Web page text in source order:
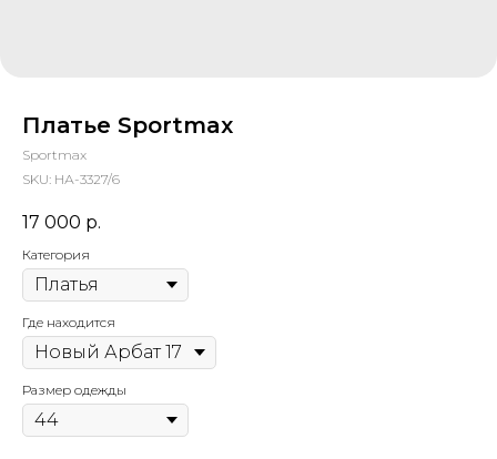
Платье Sportmax
Sportmax
SKU: НА-3327/6
17 000 р.
Категория
Где находится
Размер одежды